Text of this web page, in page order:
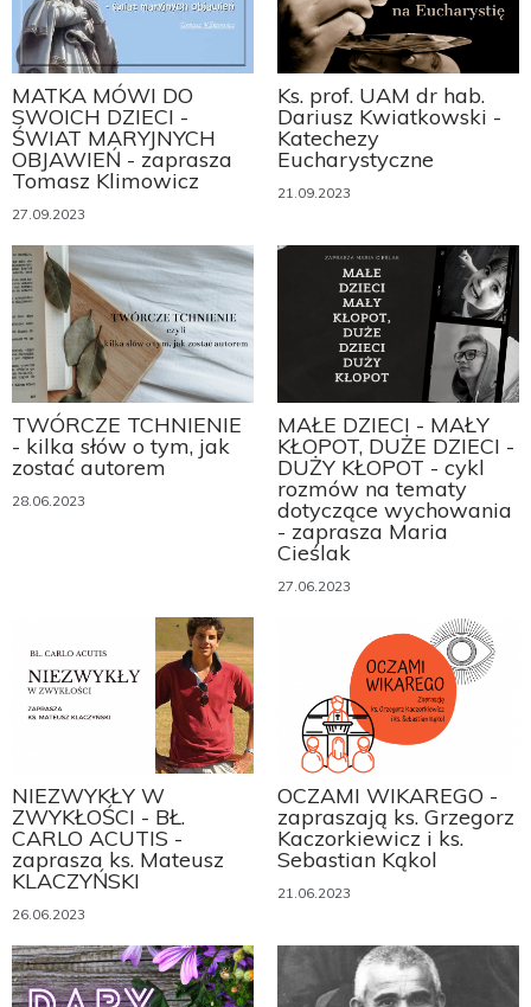
MATKA MÓWI DO
SWOICH DZIECI -
ŚWIAT MARYJNYCH
OBJAWIEŃ - zaprasza
Tomasz Klimowicz
27.09.2023
Ks. prof. UAM dr hab.
Dariusz Kwiatkowski -
Katechezy
Eucharystyczne
21.09.2023
TWÓRCZE TCHNIENIE
- kilka słów o tym, jak
zostać autorem
28.06.2023
MAŁE DZIECI - MAŁY
KŁOPOT, DUŻE DZIECI -
DUŻY KŁOPOT - cykl
rozmów na tematy
dotyczące wychowania
- zaprasza Maria
Cieślak
27.06.2023
NIEZWYKŁY W
ZWYKŁOŚCI - BŁ.
CARLO ACUTIS -
zaprasza ks. Mateusz
KLACZYŃSKI
26.06.2023
OCZAMI WIKAREGO -
zapraszają ks. Grzegorz
Kaczorkiewicz i ks.
Sebastian Kąkol
21.06.2023